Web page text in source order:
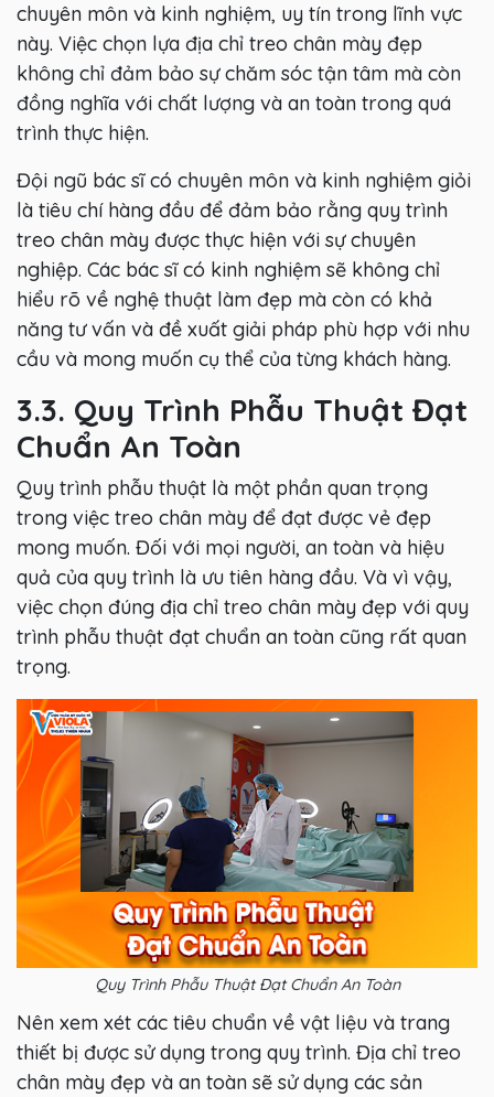
chuyên môn và kinh nghiệm, uy tín trong lĩnh vực
này. Việc chọn lựa địa chỉ treo chân mày đẹp
không chỉ đảm bảo sự chăm sóc tận tâm mà còn
đồng nghĩa với chất lượng và an toàn trong quá
trình thực hiện.
Đội ngũ bác sĩ có chuyên môn và kinh nghiệm giỏi
là tiêu chí hàng đầu để đảm bảo rằng quy trình
treo chân mày được thực hiện với sự chuyên
nghiệp. Các bác sĩ có kinh nghiệm sẽ không chỉ
hiểu rõ về nghệ thuật làm đẹp mà còn có khả
năng tư vấn và đề xuất giải pháp phù hợp với nhu
cầu và mong muốn cụ thể của từng khách hàng.
3.3. Quy Trình Phẫu Thuật Đạt
Chuẩn An Toàn
Quy trình phẫu thuật là một phần quan trọng
trong việc treo chân mày để đạt được vẻ đẹp
mong muốn. Đối với mọi người, an toàn và hiệu
quả của quy trình là ưu tiên hàng đầu. Và vì vậy,
việc chọn đúng địa chỉ treo chân mày đẹp với quy
trình phẫu thuật đạt chuẩn an toàn cũng rất quan
trọng.
Quy Trình Phẫu Thuật Đạt Chuẩn An Toàn
Nên xem xét các tiêu chuẩn về vật liệu và trang
thiết bị được sử dụng trong quy trình. Địa chỉ treo
chân mày đẹp và an toàn sẽ sử dụng các sản